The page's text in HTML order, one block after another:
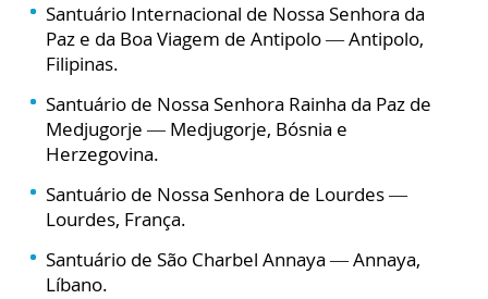
Santuário Internacional de Nossa Senhora da
Paz e da Boa Viagem de Antipolo — Antipolo,
Filipinas.
Santuário de Nossa Senhora Rainha da Paz de
Medjugorje — Medjugorje, Bósnia e
Herzegovina.
Santuário de Nossa Senhora de Lourdes —
Lourdes, França.
Santuário de São Charbel Annaya — Annaya,
Líbano.